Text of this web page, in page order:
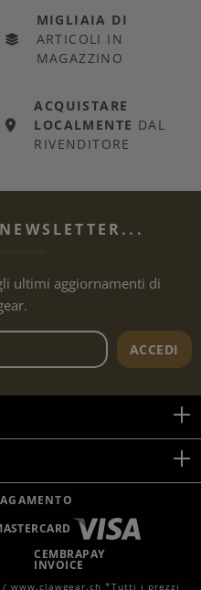
MIGLIAIA DI
ARTICOLI IN
MAGAZZINO
ACQUISTARE
LOCALMENTE DAL
RIVENDITORE
ultimi aggiornamenti di
Indirizzo e-mail dellaACCEDI
CEMBRAPAY
INVOICE
/ www.clawgear.ch *Tutti i prezzi